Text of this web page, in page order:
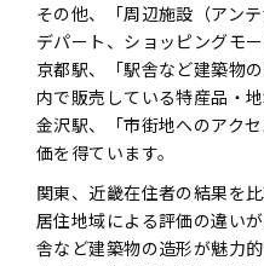
その他、「周辺施設（アン
デパート、ショッピングモ
京都駅、「駅舎など建築物
内で販売している特産品・
金沢駅、「市街地へのアク
価を得ています。
関東、近畿在住者の結果を
居住地域による評価の違い
舎など建築物の造形が魅力